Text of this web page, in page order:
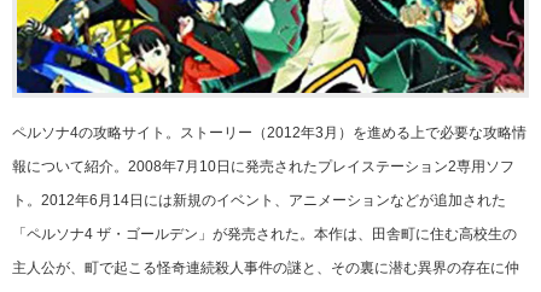
ペルソナ4の攻略サイト。ストーリー（2012年3月）を進める上で必要な攻略情
報について紹介。2008年7月10日に発売されたプレイステーション2専用ソフ
ト。2012年6月14日には新規のイベント、アニメーションなどが追加された
「ペルソナ4 ザ・ゴールデン」が発売された。本作は、田舎町に住む高校生の
主人公が、町で起こる怪奇連続殺人事件の謎と、その裏に潜む異界の存在に仲